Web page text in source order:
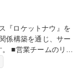
ー
とコンサルティング